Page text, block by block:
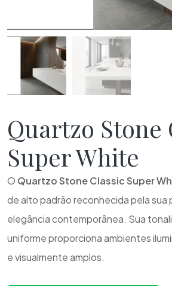
Quartzo Stone Classic
Super White
O Quartzo Stone Classic Super
de alto padrão reconhecida pela sua
elegância contemporânea. Sua
uniforme proporciona ambientes
e visualmente amplos.